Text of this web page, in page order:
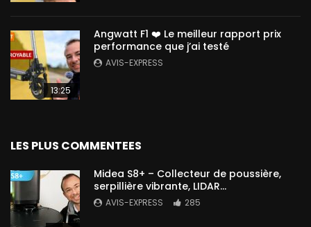
13:25
Angwatt F1 ❤️ Le meilleur rapport prix
performance que j’ai testé
AVIS-EXPRESS
LES PLUS COMMENTEES
Midea S8+ – Collecteur de poussière,
serpillière vibrante, LIDAR…
AVIS-EXPRESS 285